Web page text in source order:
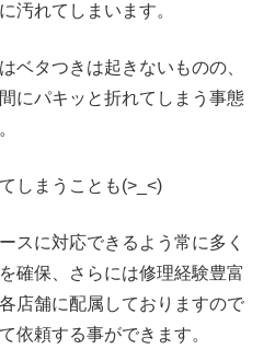
汚れてしまいます。
ベタつきは起きないものの、
にパキッと折れてしまう事態
しまうことも(>_<)
スに対応できるよう常に多く
確保、さらには修理経験豊富
店舗に配属しておりますので
依頼する事ができます。